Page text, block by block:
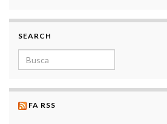
SEARCH
Search for:
FA RSS